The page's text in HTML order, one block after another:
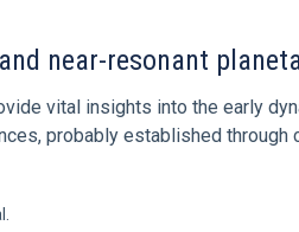
near-resonant
vital insights into the early
probably established